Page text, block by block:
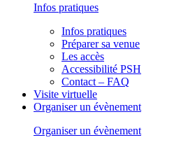
Infos pratiques
Infos pratiques
Préparer sa venue
Les accès
Accessibilité PSH
Contact – FAQ
Visite virtuelle
Organiser un évènement
Organiser un évènement